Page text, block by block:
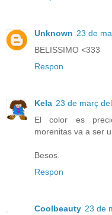
Unknown 23 de
BELISSIMO <333
Respon
Kela 23 de març
El color es
morenitas va a ser
Besos.
Respon
Coolbeauty 23 de